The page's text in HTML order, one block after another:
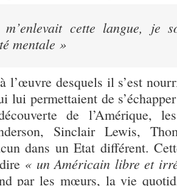
cette langue, je
mentale »
l’œuvre desquels il s’est
lui permettaient de
de l’Amérique,
Sinclair Lewis,
dans un Etat différent.
« un Américain libre et
par les mœurs, la vie